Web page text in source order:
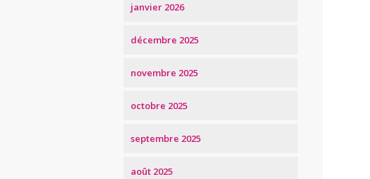
janvier 2026
décembre 2025
novembre 2025
octobre 2025
septembre 2025
août 2025